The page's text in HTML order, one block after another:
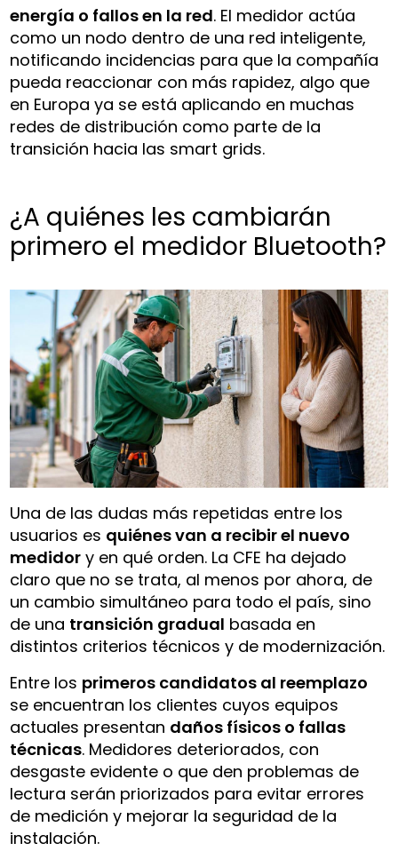
energía o fallos en la red. El medidor actúa
como un nodo dentro de una red inteligente,
notificando incidencias para que la compañía
pueda reaccionar con más rapidez, algo que
en Europa ya se está aplicando en muchas
redes de distribución como parte de la
transición hacia las smart grids.
¿A quiénes les cambiarán
primero el medidor Bluetooth?
Una de las dudas más repetidas entre los
usuarios es quiénes van a recibir el nuevo
medidor y en qué orden. La CFE ha dejado
claro que no se trata, al menos por ahora, de
un cambio simultáneo para todo el país, sino
de una transición gradual basada en
distintos criterios técnicos y de modernización.
Entre los primeros candidatos al reemplazo
se encuentran los clientes cuyos equipos
actuales presentan daños físicos o fallas
técnicas. Medidores deteriorados, con
desgaste evidente o que den problemas de
lectura serán priorizados para evitar errores
de medición y mejorar la seguridad de la
instalación.